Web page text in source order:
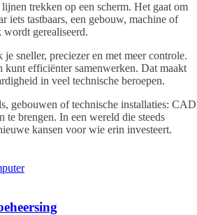
trekken op een scherm. Het gaat om
iets tastbaars, een gebouw, machine of
gerealiseerd.
sneller, preciezer en met meer controle.
kunt efficiënter samenwerken. Dat maakt
in veel technische beroepen.
gebouwen of technische installaties: CAD
te brengen. In een wereld die steeds
kansen voor wie erin investeert.